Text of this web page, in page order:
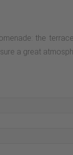
the
a great